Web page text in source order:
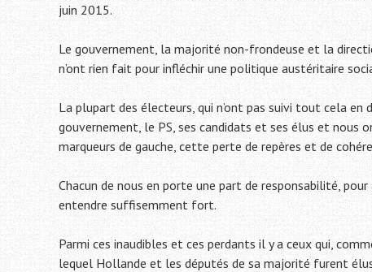
juin 2015.
Le gouvernement, la majorité non-frondeuse et la
n’ont rien fait pour infléchir une politique austéritaire
La plupart des électeurs, qui n’ont pas suivi tout cela en
gouvernement, le PS, ses candidats et ses élus et nous
marqueurs de gauche, cette perte de repères et de
Chacun de nous en porte une part de responsabilité,
entendre suffisemment fort.
Parmi ces inaudibles et ces perdants il y a ceux qui,
lequel Hollande et les députés de sa majorité furent